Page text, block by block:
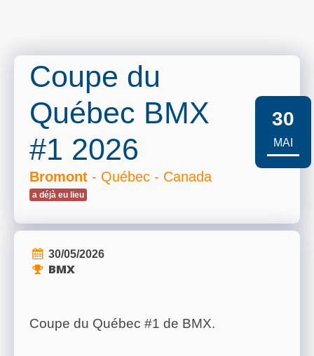
Coupe du
Québec BMX
#1 2026
Bromont - Québec - Canada
a déjà eu lieu
30
MAI
30/05/2026
BMX
Coupe du Québec #1 de BMX.